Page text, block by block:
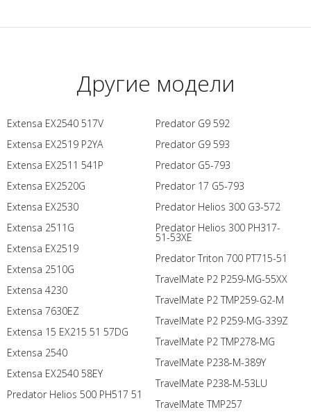
Другие модели
Extensa EX2540 517V
Extensa EX2519 P2YA
Extensa EX2511 541P
Extensa EX2520G
Extensa EX2530
Extensa 2511G
Extensa EX2519
Extensa 2510G
Extensa 4230
Extensa 7630EZ
Extensa 15 EX215 51 57DG
Extensa 2540
Extensa EX2540 58EY
Predator Helios 500 PH517 51
Predator G9 592
Predator G9 593
Predator G5-793
Predator 17 G5-793
Predator Helios 300 G3-572
Predator Helios 300 PH317-
51-53XE
Predator Triton 700 PT715-51
TravelMate P2 P259-MG-55XX
TravelMate P2 TMP259-G2-M
TravelMate P2 P259-MG-339Z
TravelMate P2 TMP278-MG
TravelMate P238-M-389Y
TravelMate P238-M-53LU
TravelMate TMP257